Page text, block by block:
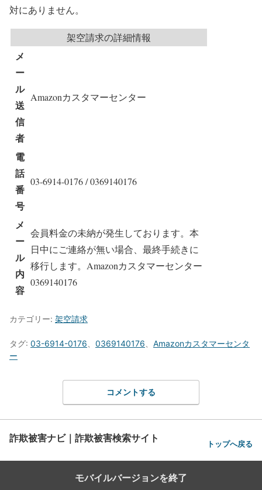
対にありません。
架空請求の詳細情報
メ
ー
ル
送
信
者
Amazonカスタマーセンター
電
話
番
号
03-6914-0176 / 0369140176‬
メ
ー
ル
内
容
会員料金の未納が発生しております。本
日中にご連絡が無い場合、最終手続きに
移行します。Amazonカスタマーセンター
0369140176
カテゴリー: 架空請求
タグ: 03-6914-0176 0369140176
Amazonカスタマーセンタ
ー
コメントする
詐欺被害ナビ｜詐欺被害検索サイト トップへ戻る
モバイルバージョンを終了